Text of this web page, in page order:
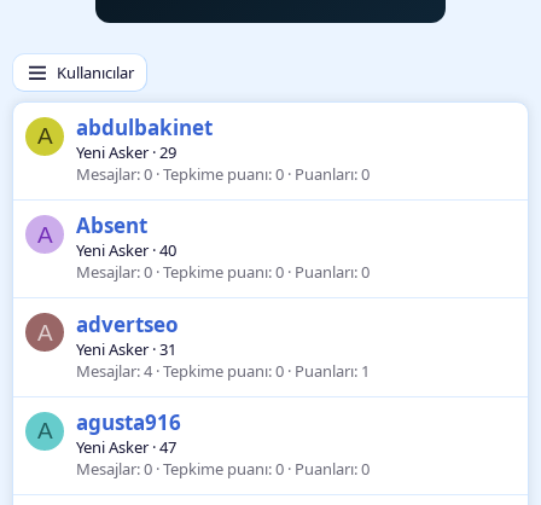
Kullanıcılar
A abdulbakinet
Yeni Asker ·29
Mesajlar 0 Tepkime puanı 0 Puanları 0
A Absent
Yeni Asker ·40
Mesajlar 0 Tepkime puanı 0 Puanları 0
A advertseo
Yeni Asker ·31
Mesajlar 4 Tepkime puanı 0 Puanları 1
A agusta916
Yeni Asker ·47
Mesajlar 0 Tepkime puanı 0 Puanları 0